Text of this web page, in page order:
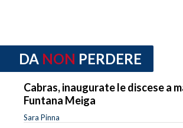
DA NON PERDERE
Cabras, inaugurate le discese a
Funtana Meiga
Sara Pinna